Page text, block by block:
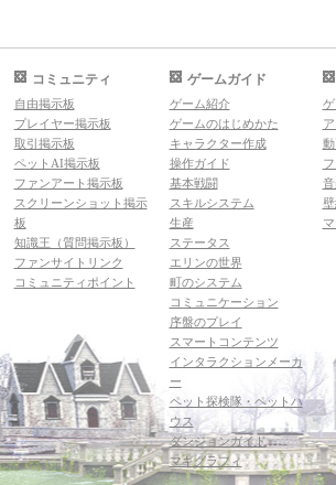
コミュニティ
自由掲示板
プレイヤー掲示板
取引掲示板
ペットAI掲示板
ファンアート掲示板
スクリーンショット掲示
板
知識王（質問掲示板）
ファンサイトリンク
コミュニティポイント
ゲームガイド
ゲーム紹介
ゲームのはじめかた
キャラクター作成
操作ガイド
基本戦闘
スキルシステム
生産
ステータス
エリンの世界
町のシステム
コミュニケーション
序盤のプレイ
スマートコンテンツ
インタラクションメーカ
ー
ペット探検隊・ペットハ
ウス
ダンジョンガイド
マギグラフィ